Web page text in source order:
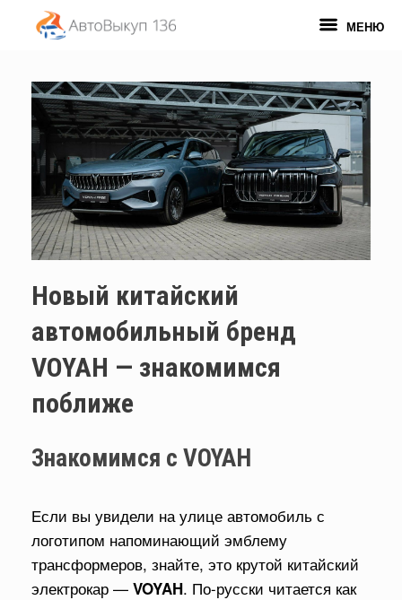
содержанию
МЕНЮ
Новый китайский
автомобильный бренд
VOYAH — знакомимся
поближе
Знакомимся с VOYAH
Если вы увидели на улице автомобиль с
логотипом напоминающий эмблему
трансформеров, знайте, это крутой китайский
электрокар — VOYAH. По-русски читается как